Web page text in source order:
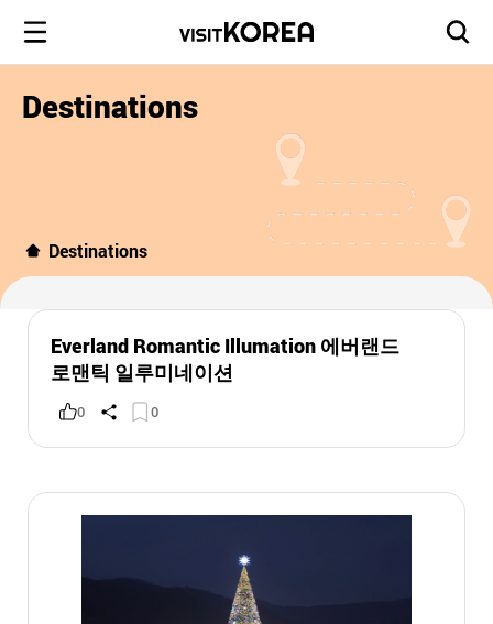
Destinations
Destinations
Everland Romantic Illumation 에버랜드
로맨틱 일루미네이션
0 0